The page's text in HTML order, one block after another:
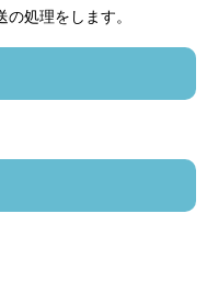
処理をします。